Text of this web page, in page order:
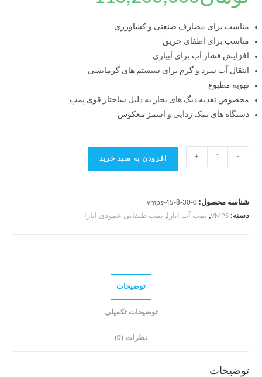
مناسب برای مصارف صنعتی و کشاورزی
مناسب برای اطفای حریق
افزایش فشار آب برای آبیاری
انتقال آب سرد و گرم برای سیستم های گرمایشی
تهویه مطبوع
مخصوص تغذیه دیگ های بخار به دلیل ساختار قوی پمپ
دستگاه های نمک زدایی و اسمز معکوس
-
+ افزودن به سبد خرید
شناسه محصول:vmps-45-8-30-0
دسته:VMPS
, پمپ آب ابارا, پمپ طبقاتی عمودی ابارا
توضیحات
توضیحات تکمیلی
نظرات (0)
توضیحات